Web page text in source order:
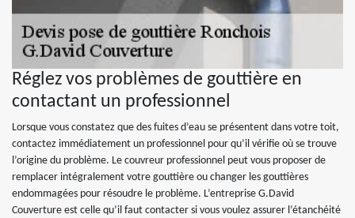
Réglez vos problèmes de gouttière en
contactant un professionnel
Lorsque vous constatez que des fuites d’eau se présentent dans votre toit,
contactez immédiatement un professionnel pour qu’il vérifie où se trouve
l’origine du problème. Le couvreur professionnel peut vous proposer de
remplacer intégralement votre gouttière ou changer les gouttières
endommagées pour résoudre le problème. L’entreprise G.David
Couverture est celle qu’il faut contacter si vous voulez assurer l’étanchéité